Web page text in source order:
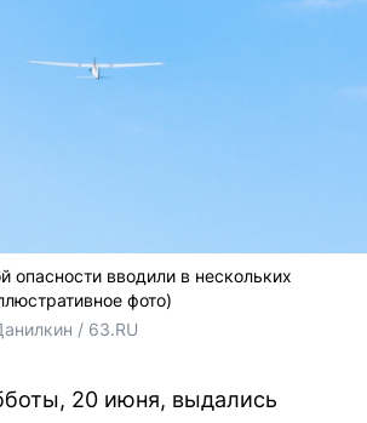
опасности вводили в нескольких
фото)
/ 63.RU
20 июня, выдались